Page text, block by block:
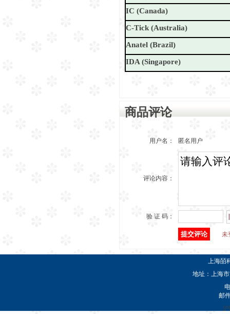
IC (Canada)
C-Tick (Australia)
Anatel (Brazil)
IDA (Singapore)
商品评论
用户名： 匿名用户
评论内容：
验 证 码：
未
上海皕
地址：上海
邮
沪